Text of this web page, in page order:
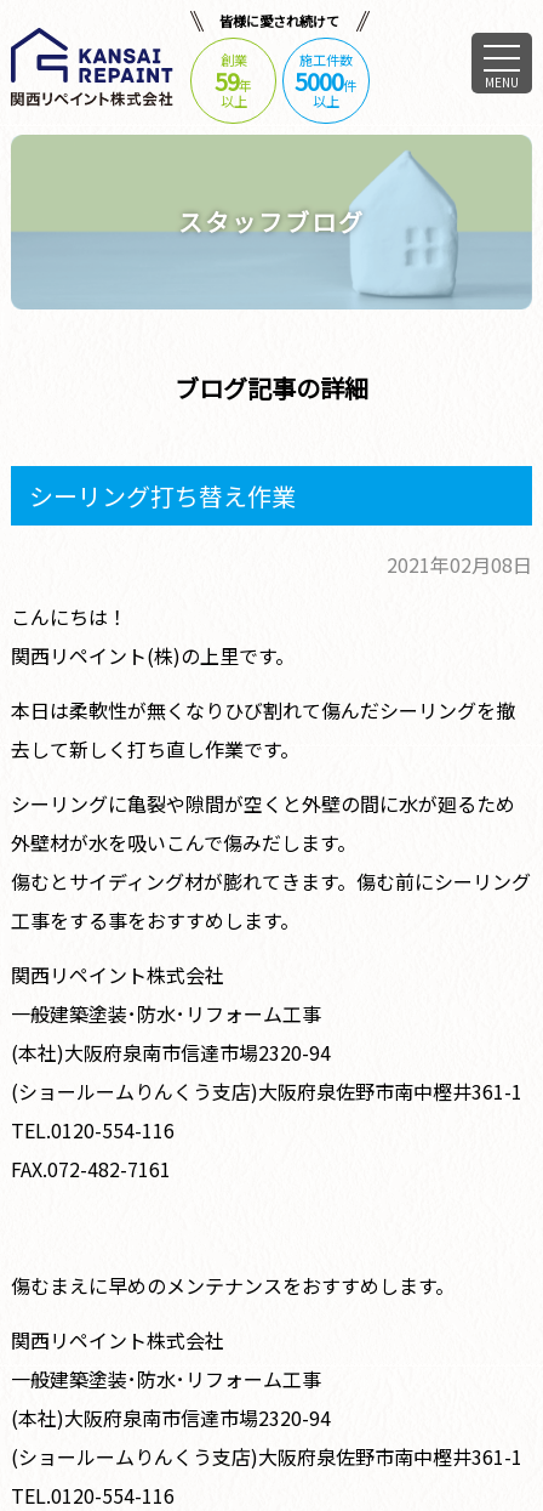
皆様に愛され続けて
創業
59年
以上
施工件数
5000件
以上
MENU
スタッフブログ
ブログ記事の詳細
シーリング打ち替え作業
2021年02月08日
こんにちは！
関西リペイント(株)の上里です。
本日は柔軟性が無くなりひび割れて傷んだシーリングを撤
去して新しく打ち直し作業です。
シーリングに亀裂や隙間が空くと外壁の間に水が廻るため
外壁材が水を吸いこんで傷みだします。
傷むとサイディング材が膨れてきます。傷む前にシーリング
工事をする事をおすすめします。
関西リペイント株式会社
一般建築塗装･防水･リフォーム工事
(本社)大阪府泉南市信達市場2320-94
(ショールームりんくう支店)大阪府泉佐野市南中樫井361-1
TEL.0120-554-116
FAX.072-482-7161
傷むまえに早めのメンテナンスをおすすめします。
関西リペイント株式会社
一般建築塗装･防水･リフォーム工事
(本社)大阪府泉南市信達市場2320-94
(ショールームりんくう支店)大阪府泉佐野市南中樫井361-1
TEL.0120-554-116